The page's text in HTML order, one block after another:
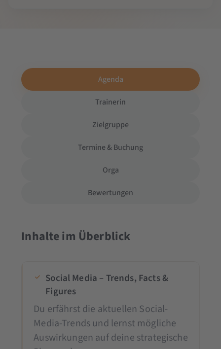
Agenda
Trainerin
Zielgruppe
Termine & Buchung
Orga
Bewertungen
Inhalte im Überblick
Social Media – Trends, Facts &
Figures
Du erfährst die aktuellen Social-
Media-Trends und lernst mögliche
Auswirkungen auf deine strategische